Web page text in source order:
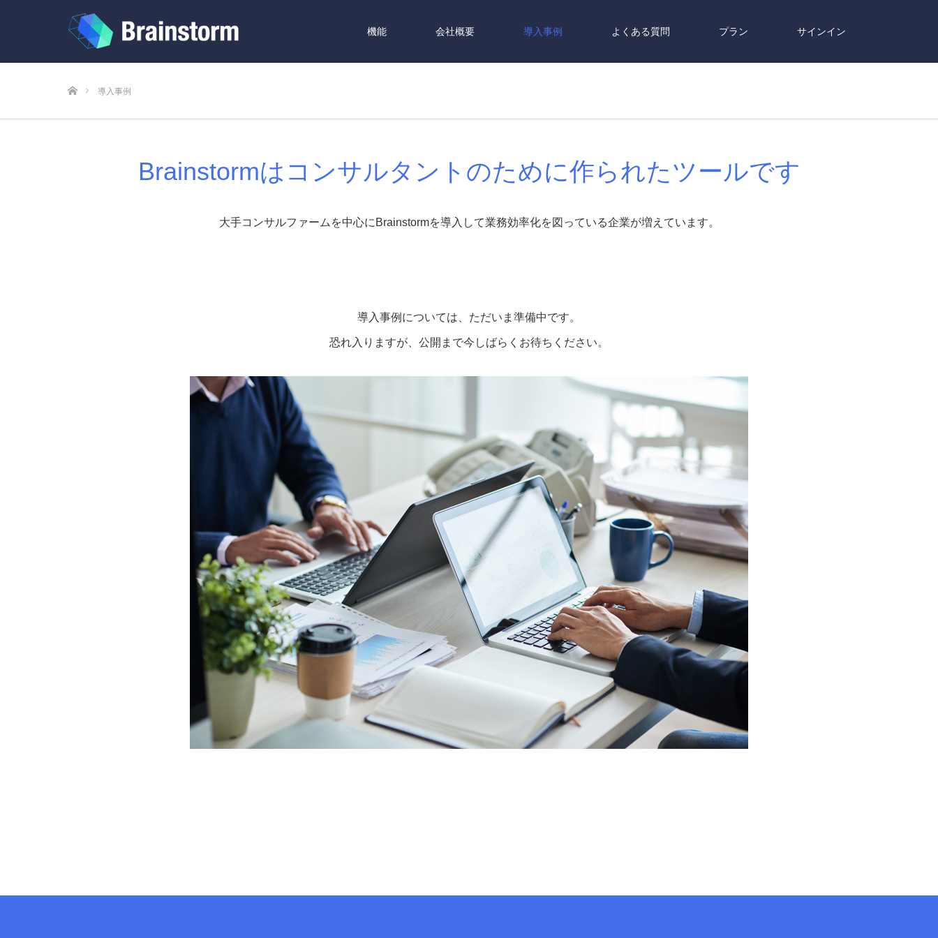
機能 会社概要 導入事例 よくある質問 プラン サインイン
導入事例
Brainstormはコンサルタントのために作られたツールです
大手コンサルファームを中心にBrainstormを導入して業務効率化を図っている企業が増えています。
導入事例については、ただいま準備中です。
恐れ入りますが、公開まで今しばらくお待ちください。